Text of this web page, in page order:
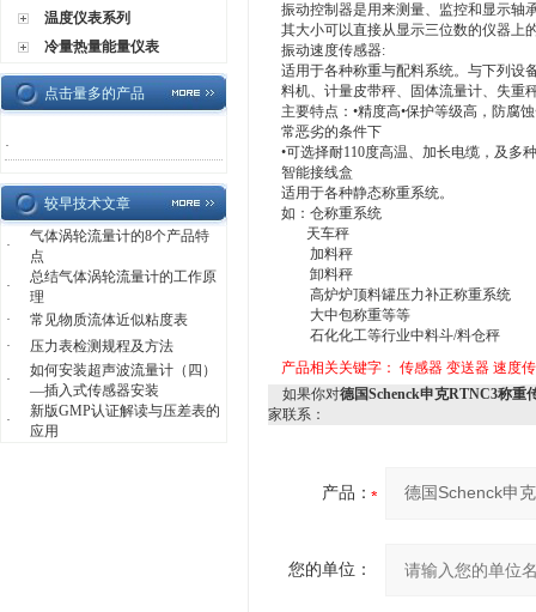
温度仪表系列
冷量热量能量仪表
点击量多的产品
·
较早技术文章
·
气体涡轮流量计的8个产品特
点
·
总结气体涡轮流量计的工作原
理
·
常见物质流体近似粘度表
·
压力表检测规程及方法
·
如何安装超声波流量计（四）
—插入式传感器安装
·
新版GMP认证解读与压差表的
应用
振动控制器是用来测量、监控和显示轴
其大小可以直接从显示三位数的仪器上
振动速度传感器:
适用于各种称重与配料系统。与下列设
料机、计量皮带秤、固体流量计、失重
主要特点：•精度高•保护等级高，防腐
常恶劣的条件下
•可选择耐110度高温、加长电缆，及多
智能接线盒
适用于各种静态称重系统。
如：仓称重系统
天车秤
加料秤
卸料秤
高炉炉顶料罐压力补正称重系统
大中包称重等等
石化化工等行业中料斗/料仓秤
产品相关关键字： 传感器 变送器 速度
如果你对德国Schenck申克RTNC3称重
家联系：
产品：
您的单位：